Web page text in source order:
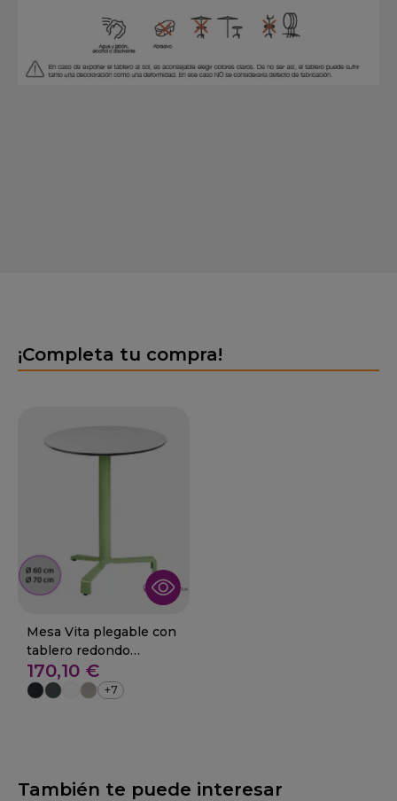
¡Completa tu compra!
Mesa Vita plegable con
tablero redondo
Compact
170,10 €
+7
También te puede interesar